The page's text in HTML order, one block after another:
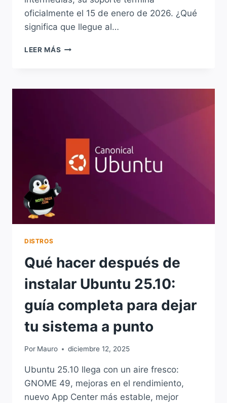
oficialmente el 15 de enero de 2026. ¿Qué
significa que llegue al…
LEER MÁS UBUNTU
LLEGA
ACTUALIZAR!!!
DISTROS
Qué hacer después de
instalar Ubuntu 25.10:
guía completa para dejar
tu sistema a punto
Por Mauro diciembre 12, 2025
Ubuntu 25.10 llega con un aire fresco:
GNOME 49, mejoras en el rendimiento,
nuevo App Center más estable, mejor